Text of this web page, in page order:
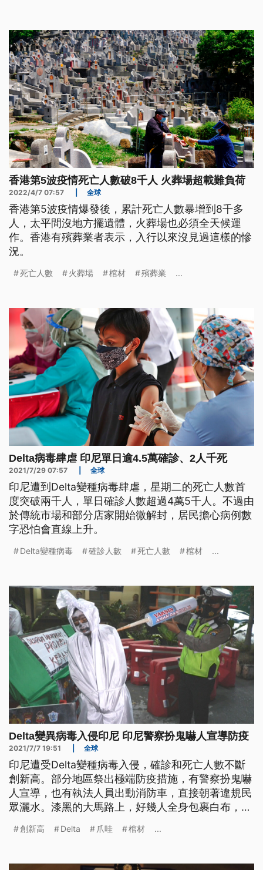
香港第5波疫情死亡人數破8千人 火葬場超載難負荷
2022/4/7 07:57 全球
香港第5波疫情爆發後，累計死亡人數暴增到8千多
人，太平間沒地方擺遺體，火葬場也必須全天候運
作。香港有殯葬業者表示，入行以來沒見過這樣的慘
況。
死亡人數 火葬場 棺材 殯葬業 ...
Delta病毒肆虐 印尼單日逾4.5萬確診、2人千死
2021/7/29 07:57 全球
印尼遭到Delta變種病毒肆虐，星期二的死亡人數首
度突破兩千人，單日確診人數超過4萬5千人。不過由
於傳統市場和部分店家開始微解封，居民擔心病例數
字恐怕會直線上升。
Delta變種病毒 確診人數 死亡人數 棺材 ...
Delta變異病毒入侵印尼 印尼警察扮鬼嚇人宣導防疫
2021/7/7 19:51 全球
印尼遭受Delta變種病毒入侵，確診和死亡人數不斷
創新高。部分地區祭出極端防疫措施，有警察扮鬼嚇
人宣導，也有執法人員出動消防車，直接朝著違規民
眾灑水。漆黑的大馬路上，好幾人全身包裹白布，臉
派對，而是印尼東爪哇省瑪琅市的警察，為了宣導民
籲民眾快去打疫苗，強調疫苗安全且符合伊斯蘭律
創新高 Delta 爪哇 棺材 ...